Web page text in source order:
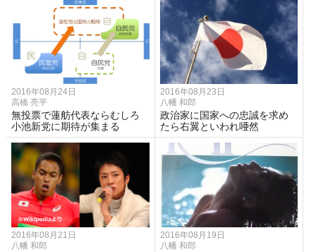
2016年08月24日
高橋 亮平
無投票で蓮舫代表ならむしろ
小池新党に期待が集まる
2016年08月23日
八幡 和郎
政治家に国家への忠誠を求め
たら右翼といわれ唖然
2016年08月21日
八幡 和郎
2016年08月19日
八幡 和郎